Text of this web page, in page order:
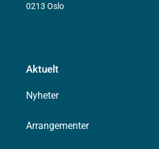
0213 Oslo
Aktuelt
Nyheter
Arrangementer